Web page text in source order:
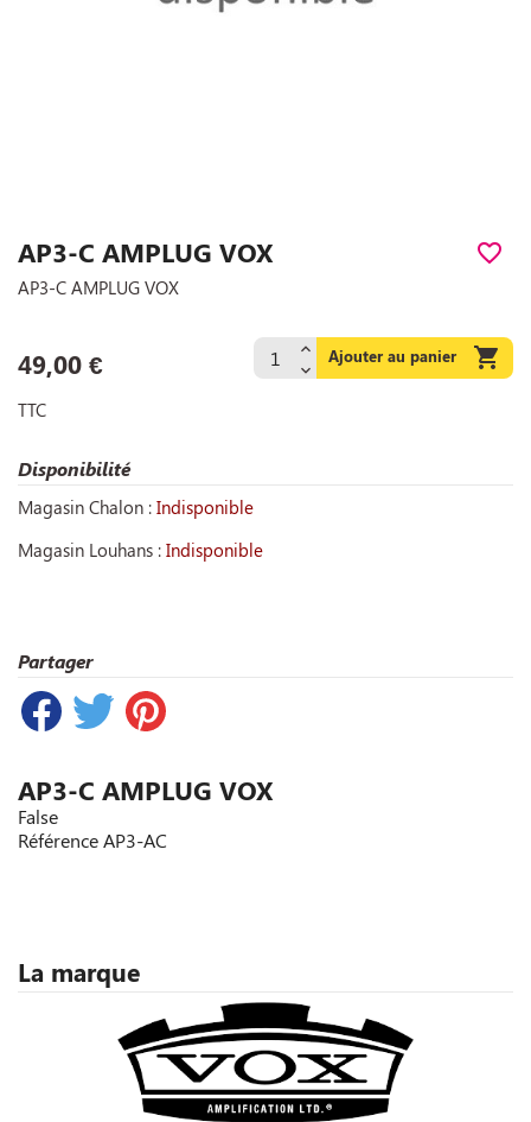
AP3-C AMPLUG VOX favorite_border
AP3-C AMPLUG VOX
49,00 € Ajouter au panier 
TTC
Disponibilité
Magasin Chalon : Indisponible
Magasin Louhans : Indisponible
Partager
AP3-C AMPLUG VOX
False
RéférenceAP3-AC
La marque